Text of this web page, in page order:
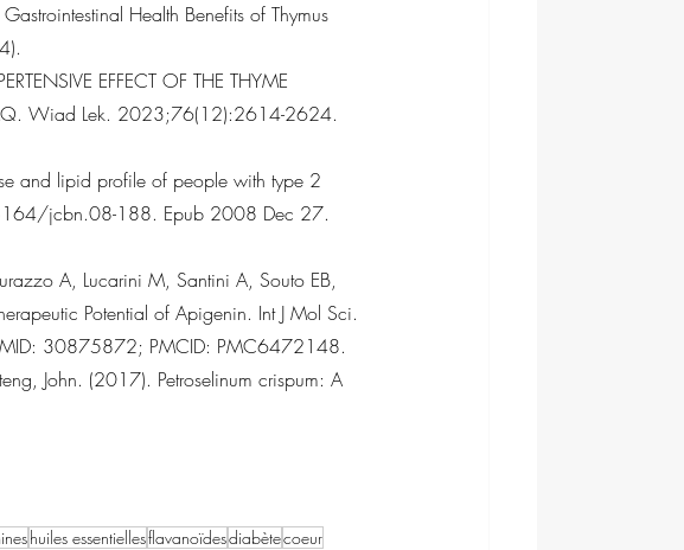
Health Benefits of Thymus
EFFECT OF THE THYME
Wiad Lek. 2023;76(12):2614-2624.
and lipid profile of people with type 2
jcbn.08-188. Epub 2008 Dec 27.
A, Lucarini M, Santini A, Souto EB,
Potential of Apigenin. Int J Mol Sci.
30875872; PMCID: PMC6472148.
John. (2017). Petroselinum crispum: A
huiles essentiellesflavanoïdesdiabètecoeur